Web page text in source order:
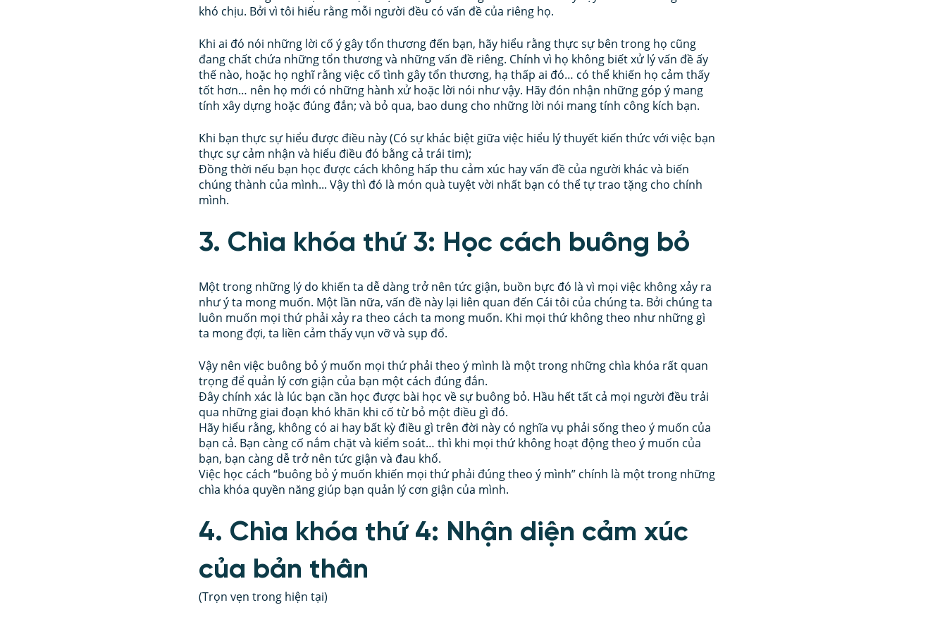
khó chịu. Bởi vì tôi hiểu rằng mỗi người đều có vấn đề của riêng họ.
Khi ai đó nói những lời cố ý gây tổn thương đến bạn, hãy hiểu rằng thực sự bên trong họ cũng
đang chất chứa những tổn thương và những vấn đề riêng. Chính vì họ không biết xử lý vấn đề ấy
thế nào, hoặc họ nghĩ rằng việc cố tình gây tổn thương, hạ thấp ai đó… có thể khiến họ cảm thấy
tốt hơn… nên họ mới có những hành xử hoặc lời nói như vậy. Hãy đón nhận những góp ý mang
tính xây dựng hoặc đúng đắn; và bỏ qua, bao dung cho những lời nói mang tính công kích bạn.
Khi bạn thực sự hiểu được điều này (Có sự khác biệt giữa việc hiểu lý thuyết kiến thức với việc bạn
thực sự cảm nhận và hiểu điều đó bằng cả trái tim);
Đồng thời nếu bạn học được cách không hấp thu cảm xúc hay vấn đề của người khác và biến
chúng thành của mình... Vậy thì đó là món quà tuyệt vời nhất bạn có thể tự trao tặng cho chính
mình.
3. Chìa khóa thứ 3: Học cách buông bỏ
Một trong những lý do khiến ta dễ dàng trở nên tức giận, buồn bực đó là vì mọi việc không xảy ra
như ý ta mong muốn. Một lần nữa, vấn đề này lại liên quan đến Cái tôi của chúng ta. Bởi chúng ta
luôn muốn mọi thứ phải xảy ra theo cách ta mong muốn. Khi mọi thứ không theo như những gì
ta mong đợi, ta liền cảm thấy vụn vỡ và sụp đổ.
Vậy nên việc buông bỏ ý muốn mọi thứ phải theo ý mình là một trong những chìa khóa rất quan
trọng để quản lý cơn giận của bạn một cách đúng đắn.
Đây chính xác là lúc bạn cần học được bài học về sự buông bỏ. Hầu hết tất cả mọi người đều trải
qua những giai đoạn khó khăn khi cố từ bỏ một điều gì đó.
Hãy hiểu rằng, không có ai hay bất kỳ điều gì trên đời này có nghĩa vụ phải sống theo ý muốn của
bạn cả. Bạn càng cố nắm chặt và kiểm soát… thì khi mọi thứ không hoạt động theo ý muốn của
bạn, bạn càng dễ trở nên tức giận và đau khổ.
Việc học cách “buông bỏ ý muốn khiến mọi thứ phải đúng theo ý mình” chính là một trong những
chìa khóa quyền năng giúp bạn quản lý cơn giận của mình.
4. Chìa khóa thứ 4: Nhận diện cảm xúc
của bản thân
(Trọn vẹn trong hiện tại)